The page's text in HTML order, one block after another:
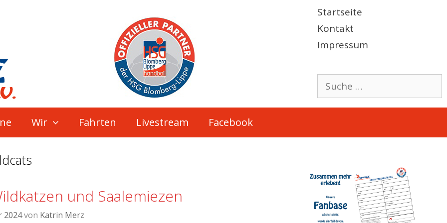
Startseite
Kontakt
Impressum
Suche
nach:
Wir Fahrten Livestream Facebook
und Saalemiezen
2024von Katrin Merz